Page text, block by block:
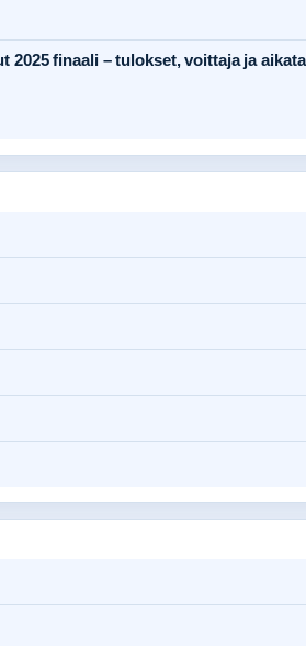
2025 finaali – tulokset, voittaja ja